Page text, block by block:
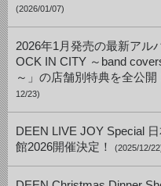
(2026/01/07)
2026年1月発売の最新アル
OCK IN CITY ～band
～」の店舗別特典を全公開
12/23)
DEEN LIVE JOY Special
館2026開催決定！
(2025/12/